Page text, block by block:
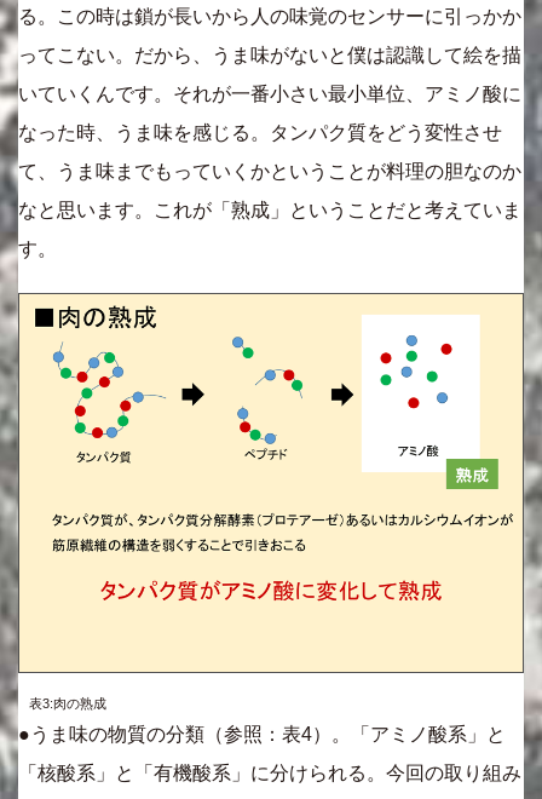
る。この時は鎖が長いから人の味覚のセンサーに引っかか
ってこない。だから、うま味がないと僕は認識して絵を描
いていくんです。それが一番小さい最小単位、アミノ酸に
なった時、うま味を感じる。タンパク質をどう変性させ
て、うま味までもっていくかということが料理の胆なのか
なと思います。これが「熟成」ということだと考えていま
す。
表3:肉の熟成
●うま味の物質の分類（参照：表4）。「アミノ酸系」と
「核酸系」と「有機酸系」に分けられる。今回の取り組み